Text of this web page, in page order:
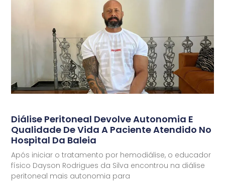
Diálise Peritoneal Devolve Autonomia E
Qualidade De Vida A Paciente Atendido No
Hospital Da Baleia
Após iniciar o tratamento por hemodiálise, o educador
físico Dayson Rodrigues da Silva encontrou na diálise
peritoneal mais autonomia para